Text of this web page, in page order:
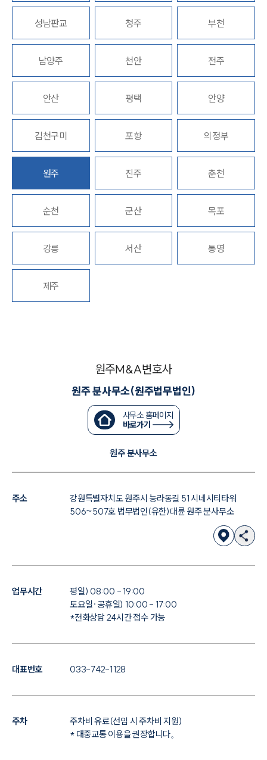
전체
구성원 소개
소식/자료
언론보도
공지사항
법률 블로그
법률서식
세미나
대륜법률상담예약
성남판교 청주 부천
남양주 천안 전주
안산 평택 안양
김천구미 포항 의정부
원주 진주 춘천
순천 군산 목포
강릉 서산 통영
제주
원주M&A변호사
원주 분사무소(원주법무법인)
사무소 홈페이지
바로가기
원주 분사무소
주소
강원특별자치도 원주시 능라동길 51 시네시티타워
506~507호 법무법인(유한)대륜 원주 분사무소
업무시간
평일) 08:00 - 19:00
토요일·공휴일) 10:00 - 17:00
*전화상담 24시간 접수 가능
대표번호 033-742-1128
주차
주차비 유료(선임 시 주차비 지원)
* 대중교통 이용을 권장합니다。